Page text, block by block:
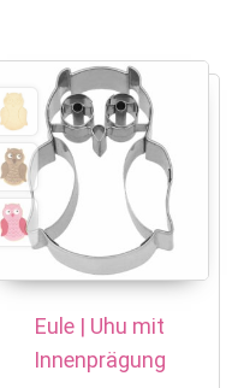
Eule | Uhu mit
Innenprägung